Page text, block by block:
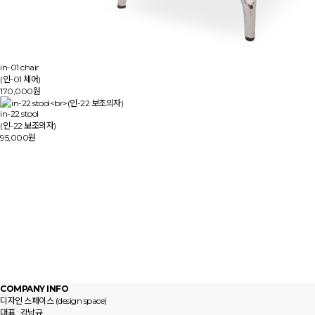
in-01 chair
(인-01 체어)
170,000원
in-22 stool
(인-22 보조의자)
95,000원
COMPANY INFO
디자인 스페이스 (design space)
대표 : 강남규